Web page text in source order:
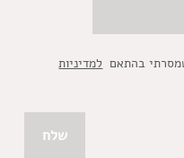
בהתאם למדיניות